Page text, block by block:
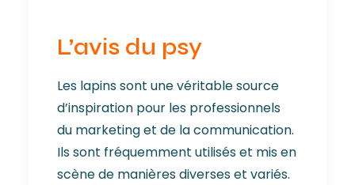
L’avis du psy
Les lapins sont une véritable source
d’inspiration pour les professionnels
du marketing et de la communication.
Ils sont fréquemment utilisés et mis en
scène de manières diverses et variés.